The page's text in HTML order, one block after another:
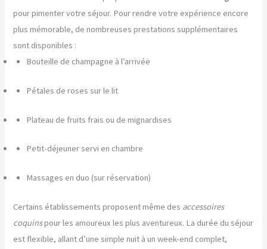
pour pimenter votre séjour. Pour rendre votre expérience encore
plus mémorable, de nombreuses prestations supplémentaires
sont disponibles :
Bouteille de champagne à l’arrivée
Pétales de roses sur le lit
Plateau de fruits frais ou de mignardises
Petit-déjeuner servi en chambre
Massages en duo (sur réservation)
Certains établissements proposent même des accessoires
coquinspour les amoureux les plus aventureux. La durée du séjour
est flexible, allant d’une simple nuit à un week-end complet,